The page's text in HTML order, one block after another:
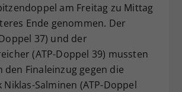
am Freitag zu Mittag
Ende genommen. Der
37) und der
(ATP-Doppel 39) mussten
den Finaleinzug gegen die
Niklas-Salminen (ATP-Doppel